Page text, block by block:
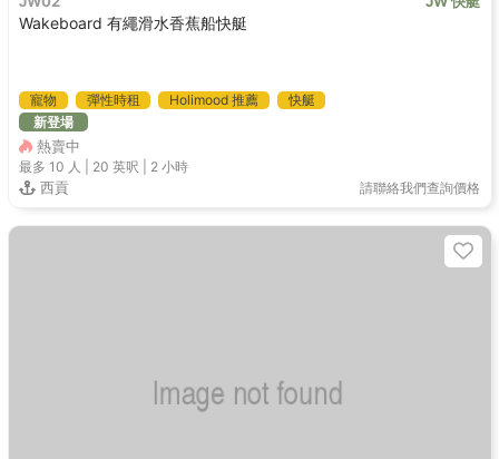
Wakeboard 有繩滑水香蕉船快艇
寵物 彈性時租 Holimood 推薦
快艇
新登場
熱賣中
最多 10 人 | 20 英呎 2 小時
西貢 請聯絡我們查詢價格